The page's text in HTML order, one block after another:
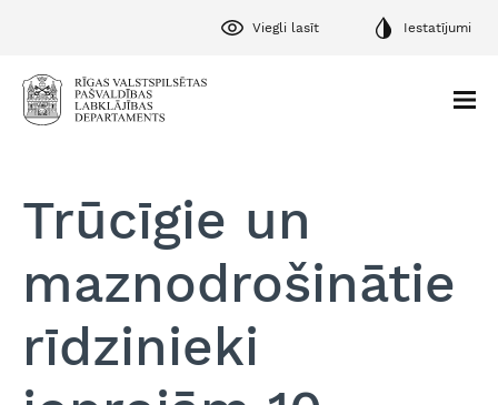
Viegli lasīt Iestatījumi
Trūcīgie un
maznodrošinātie
rīdzinieki